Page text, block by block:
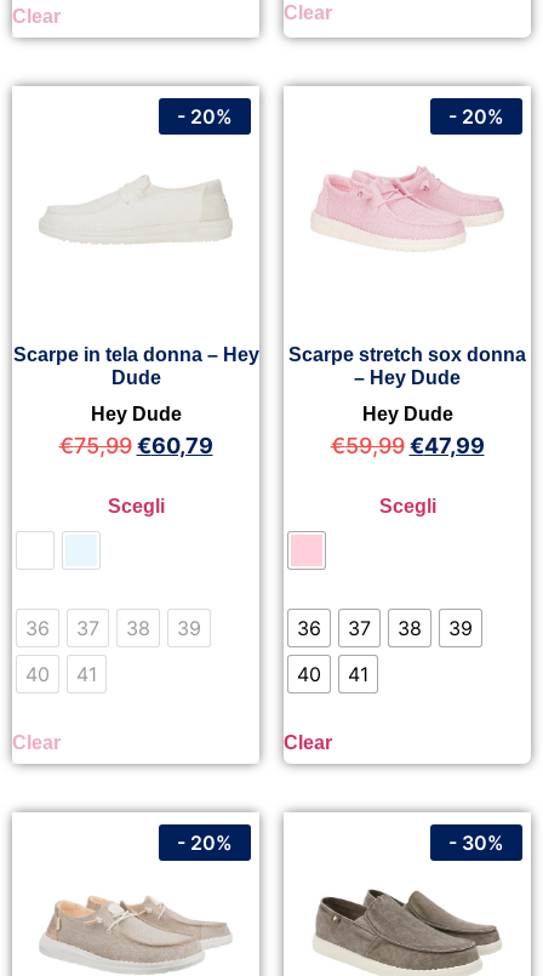
Clear Clear
Scarpe in tela donna – Hey
Dude
Hey Dude
€75,99 €60,79
Scegli
36 37 38
39
40
41
Clear
- 20%
Scarpe stretch sox donna
– Hey Dude
Hey Dude
€59,99 €47,99
Scegli
36 37 38
39
40
41
Clear
- 20%
- 20% - 30%